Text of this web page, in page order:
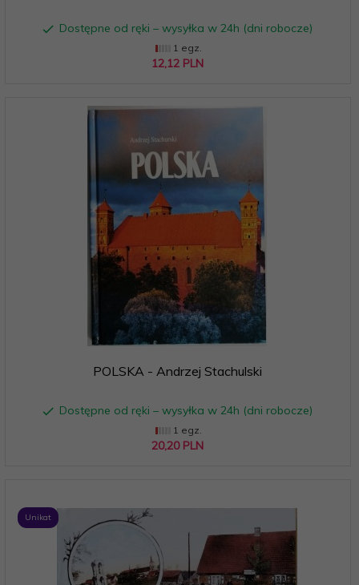
Dostępne od ręki – wysyłka w 24h (dni robocze)
1 egz.
12,12 PLN
POLSKA - Andrzej Stachulski
Dostępne od ręki – wysyłka w 24h (dni robocze)
1 egz.
20,20 PLN
Unikat